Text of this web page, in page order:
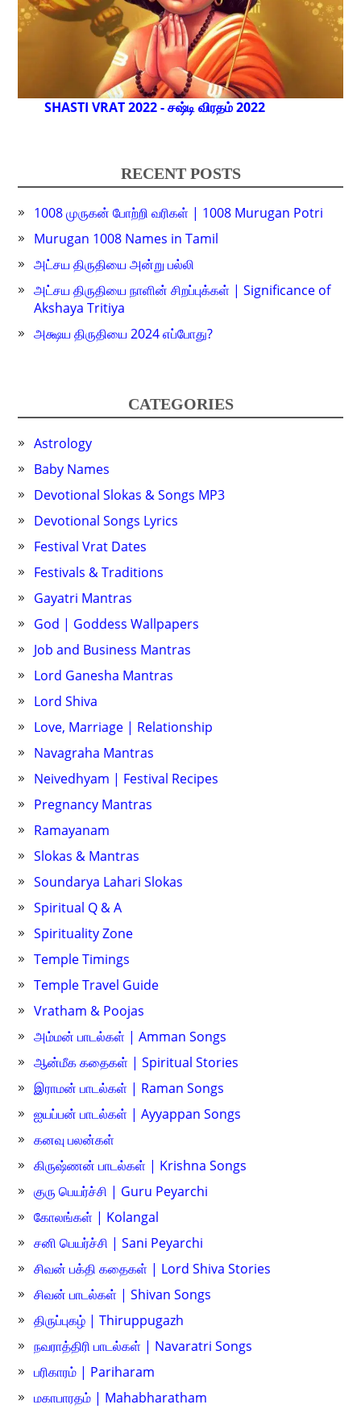
SHASTI VRAT 2022 - சஷ்டி விரதம் 2022
RECENT POSTS
1008 முருகன் போற்றி வரிகள் | 1008 Murugan Potri
Murugan 1008 Names in Tamil
அட்சய திருதியை அன்று பல்லி
அட்சய திருதியை நாளின் சிறப்புக்கள் | Significance of
Akshaya Tritiya
அக்ஷய திருதியை 2024 எப்போது?
CATEGORIES
Astrology
Baby Names
Devotional Slokas & Songs MP3
Devotional Songs Lyrics
Festival Vrat Dates
Festivals & Traditions
Gayatri Mantras
God | Goddess Wallpapers
Job and Business Mantras
Lord Ganesha Mantras
Lord Shiva
Love, Marriage | Relationship
Navagraha Mantras
Neivedhyam | Festival Recipes
Pregnancy Mantras
Ramayanam
Slokas & Mantras
Soundarya Lahari Slokas
Spiritual Q & A
Spirituality Zone
Temple Timings
Temple Travel Guide
Vratham & Poojas
அம்மன் பாடல்கள் | Amman Songs
ஆன்மீக கதைகள் | Spiritual Stories
இராமன் பாடல்கள் | Raman Songs
ஐயப்பன் பாடல்கள் | Ayyappan Songs
கனவு பலன்கள்
கிருஷ்ணன் பாடல்கள் | Krishna Songs
குரு பெயர்ச்சி | Guru Peyarchi
கோலங்கள் | Kolangal
சனி பெயர்ச்சி | Sani Peyarchi
சிவன் பக்தி கதைகள் | Lord Shiva Stories
சிவன் பாடல்கள் | Shivan Songs
திருப்புகழ் | Thiruppugazh
நவராத்திரி பாடல்கள் | Navaratri Songs
பரிகாரம் | Pariharam
மகாபாரதம் | Mahabharatham